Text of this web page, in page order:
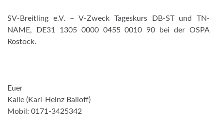
SV-Breitling e.V. – V-Zweck Tageskurs DB-ST und TN-
NAME, DE31 1305 0000 0455 0010 90 bei der OSPA
Rostock.
Euer
Kalle (Karl-Heinz Balloff)
Mobil: 0171-3425342